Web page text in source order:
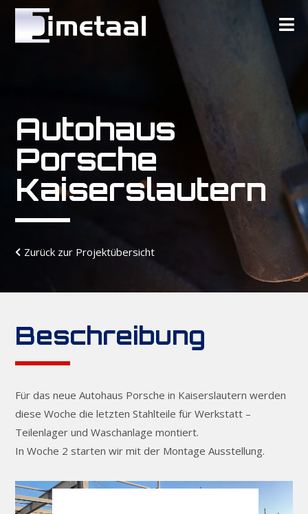
Autohaus
Porsche
Kaiserslautern
Zurück zur Projektübersicht
Beschreibung
Für das neue Autohaus Porsche in Kaiserslautern werden
diese Woche die letzten Stahlteile für Werkstatt –
Teilenlager und Waschanlage montiert.
In Woche 2 starten wir mit der Montage Ausstellung.